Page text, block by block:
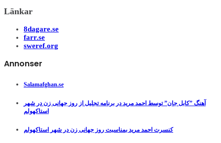
Länkar
8dagare.se
farr.se
sweref.org
Annonser
Salamafghan.se
آهنگ ”کابل جان” توسط احمد مرید در برنامه تجلیل از روز جهانی زن در شهر
استاکهولم
کنسرت احمد مرید بمناسبت روز جهانی زن در شهر استاکهولم